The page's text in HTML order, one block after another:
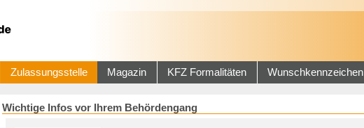
Zulassungsstelle Magazin KFZ Formalitäten Wunschkennzeichen
Wichtige Infos vor Ihrem Behördengang